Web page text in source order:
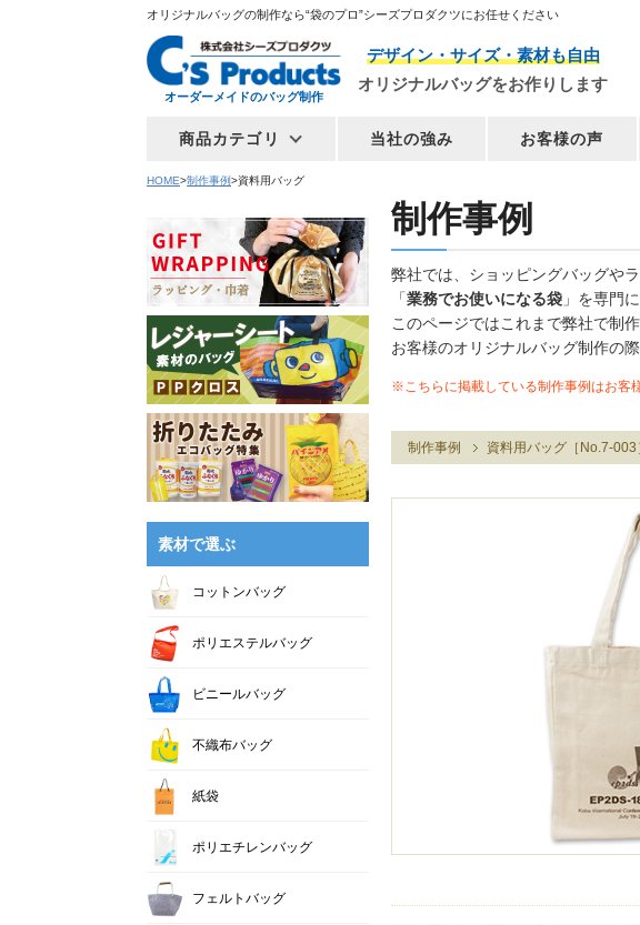
オリジナルバッグの制作なら“袋のプロ”シーズプロダクツにお任せください
オーダーメイドのバッグ制作
デザイン・サイズ・素材も自由
オリジナルバッグをお作りします
商品カテゴリ 当社の強み お客様の声
HOME 制作事例 資料用バッグ
制作事例
弊社では、ショッピングバッグや
「業務でお使いになる袋 」を専門
このページではこれまで弊社で制
お客様のオリジナルバッグ制作の
※こちらに掲載している制作事例はお客
制作事例 資料用バッグ［No.7-003
素材で選ぶ
コットンバッグ
ポリエステルバッグ
ビニールバッグ
不織布バッグ
紙袋
ポリエチレンバッグ
フェルトバッグ